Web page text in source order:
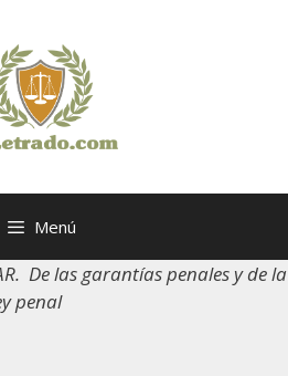
Menú
De las garantías penales y de la
penal